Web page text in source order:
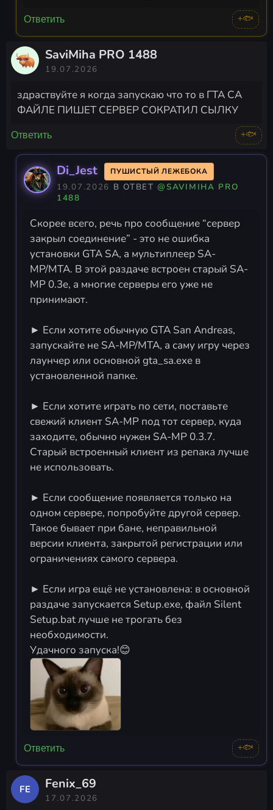
Ответить +🐟
SaviMiha PRO 1488
19.07.2026
здраствуйте я когда запускаю что то в ГТА СА
ФАЙЛЕ ПИШЕТ СЕРВЕР СОКРАТИЛ СЫЛКУ
Ответить +🐟
Di_Jest ПУШИСТЫЙ ЛЕЖЕБОКА
19.07.2026 В ОТВЕТ@SAVIMIHA PRO
1488
Скорее всего, речь про сообщение “сервер
закрыл соединение” - это не ошибка
установки GTA SA, а мультиплеер SA-
MP/MTA. В этой раздаче встроен старый SA-
MP 0.3e, а многие серверы его уже не
принимают.
► Если хотите обычную GTA San Andreas,
запускайте не SA-MP/MTA, а саму игру через
лаунчер или основной gta_sa.exe в
установленной папке.
► Если хотите играть по сети, поставьте
свежий клиент SA-MP под тот сервер, куда
заходите, обычно нужен SA-MP 0.3.7.
Старый встроенный клиент из репака лучше
не использовать.
► Если сообщение появляется только на
одном сервере, попробуйте другой сервер.
Такое бывает при бане, неправильной
версии клиента, закрытой регистрации или
ограничениях самого сервера.
► Если игра ещё не установлена: в основной
раздаче запускается Setup.exe, файл Silent
Setup.bat лучше не трогать без
необходимости.
Удачного запуска!😊
Ответить +🐟
FE Fenix_69
17.07.2026